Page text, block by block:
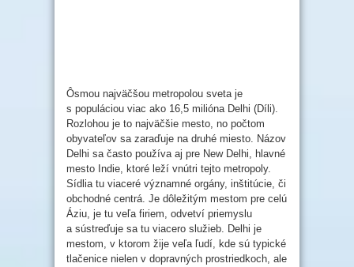
Ôsmou najväčšou metropolou sveta je
s populáciou viac ako 16,5 milióna Delhi (Díli).
Rozlohou je to najväčšie mesto, no počtom
obyvateľov sa zaraďuje na druhé miesto. Názov
Delhi sa často používa aj pre New Delhi, hlavné
mesto Indie, ktoré leží vnútri tejto metropoly.
Sídlia tu viaceré významné orgány, inštitúcie, či
obchodné centrá. Je dôležitým mestom pre celú
Áziu, je tu veľa firiem, odvetví priemyslu
a sústreďuje sa tu viacero služieb. Delhi je
mestom, v ktorom žije veľa ľudí, kde sú typické
tlačenice nielen v dopravných prostriedkoch, ale